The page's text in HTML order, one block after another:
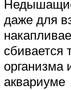
даже для
сбивается
организма
аквариуме